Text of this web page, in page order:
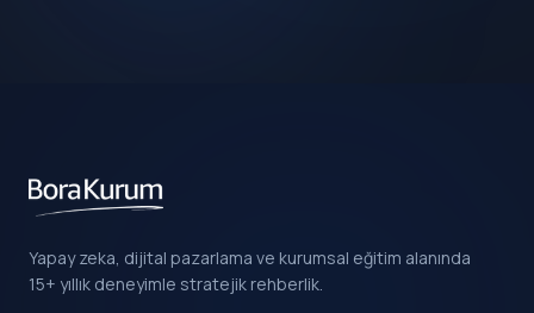
Yapay zeka, dijital pazarlama ve kurumsal eğitim alanında
15+ yıllık deneyimle stratejik rehberlik.